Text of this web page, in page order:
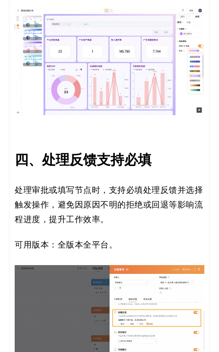
四、处理反馈支持必填
处理审批或填写节点时，支持必填处理反馈并选择
触发操作，避免因原因不明的拒绝或回退等影响流
程进度，提升工作效率。
可用版本：全版本全平台。